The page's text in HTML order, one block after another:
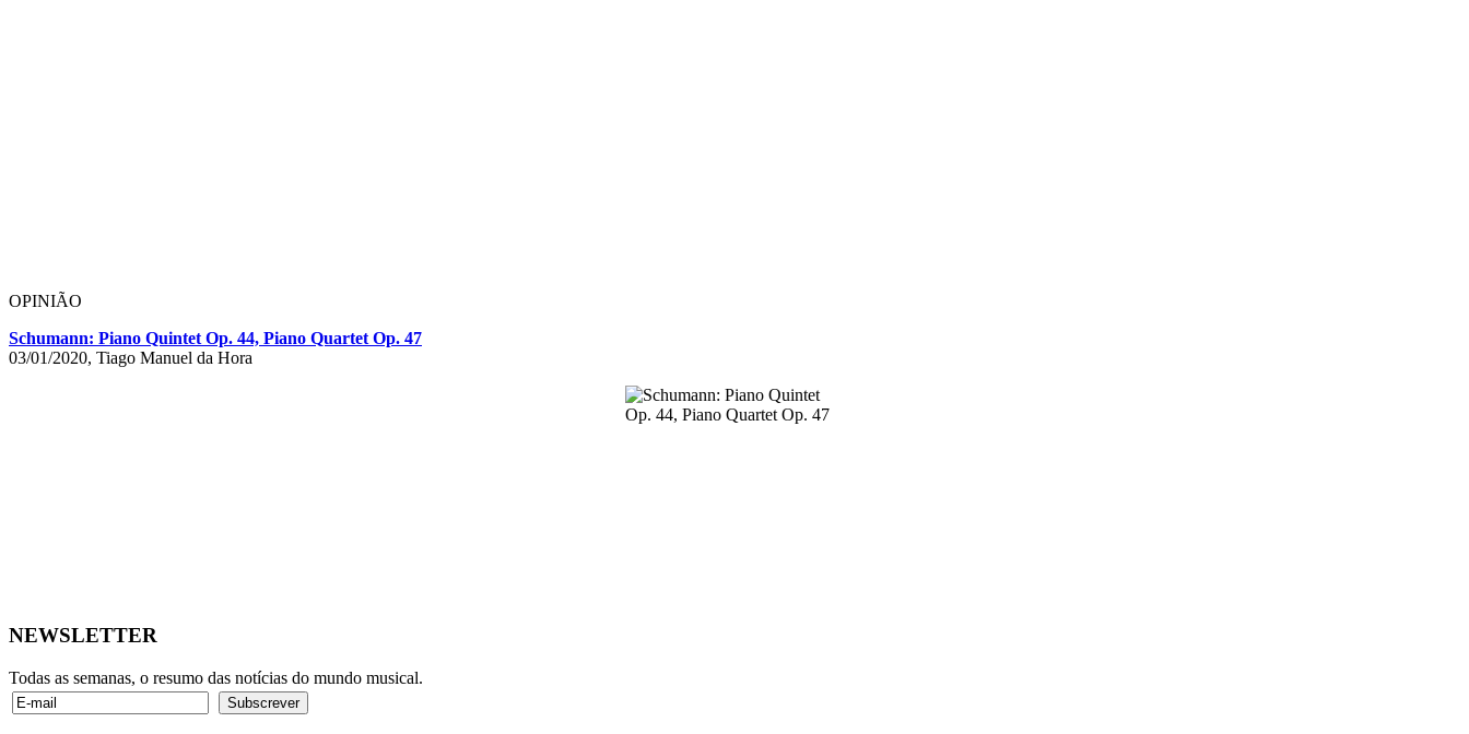
OPINIÃO
Schumann: Piano Quintet Op. 44, Piano Quartet Op. 47
03/01/2020, Tiago Manuel da Hora
NEWSLETTER
Todas as semanas, o resumo das notícias do mundo musical.